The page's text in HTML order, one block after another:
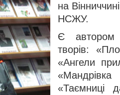
на
НСЖУ.
Є автором
творів:
«Ангели
«Таємниці